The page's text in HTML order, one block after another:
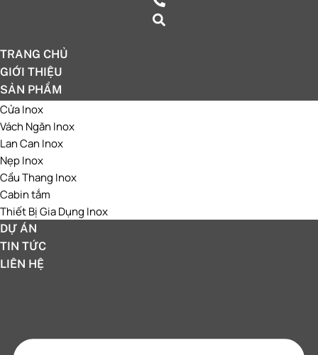
TRANG CHỦ
GIỚI THIỆU
SẢN PHẨM
Cửa Inox
Vách Ngăn Inox
Lan Can Inox
Nẹp Inox
Cầu Thang Inox
Cabin tắm
Thiết Bị Gia Dụng Inox
DỰ ÁN
TIN TỨC
LIÊN HỆ